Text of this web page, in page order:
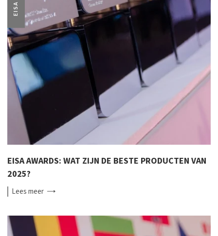
EISA
EISA AWARDS: WAT ZIJN DE BESTE PRODUCTEN VAN
2025?
Leesmeer